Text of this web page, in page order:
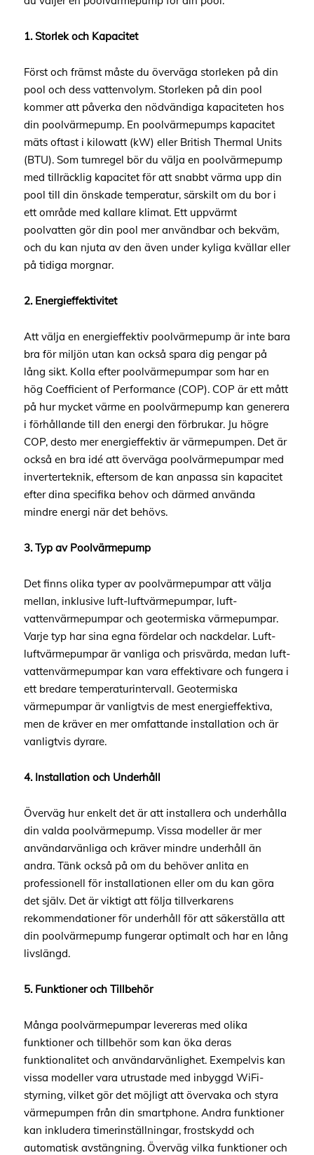
1. Storlek och Kapacitet
Först och främst måste du överväga storleken på din
pool och dess vattenvolym. Storleken på din pool
kommer att påverka den nödvändiga kapaciteten hos
din poolvärmepump. En poolvärmepumps kapacitet
mäts oftast i kilowatt (kW) eller British Thermal Units
(BTU). Som tumregel bör du välja en poolvärmepump
med tillräcklig kapacitet för att snabbt värma upp din
pool till din önskade temperatur, särskilt om du bor i
ett område med kallare klimat. Ett uppvärmt
poolvatten gör din pool mer användbar och bekväm,
och du kan njuta av den även under kyliga kvällar eller
på tidiga morgnar.
2. Energieffektivitet
Att välja en energieffektiv poolvärmepump är inte bara
bra för miljön utan kan också spara dig pengar på
lång sikt. Kolla efter poolvärmepumpar som har en
hög Coefficient of Performance (COP). COP är ett mått
på hur mycket värme en poolvärmepump kan generera
i förhållande till den energi den förbrukar. Ju högre
COP, desto mer energieffektiv är värmepumpen. Det är
också en bra idé att överväga poolvärmepumpar med
inverterteknik, eftersom de kan anpassa sin kapacitet
efter dina specifika behov och därmed använda
mindre energi när det behövs.
3. Typ av Poolvärmepump
Det finns olika typer av poolvärmepumpar att välja
mellan, inklusive luft-luftvärmepumpar, luft-
vattenvärmepumpar och geotermiska värmepumpar.
Varje typ har sina egna fördelar och nackdelar. Luft-
luftvärmepumpar är vanliga och prisvärda, medan luft-
vattenvärmepumpar kan vara effektivare och fungera i
ett bredare temperaturintervall. Geotermiska
värmepumpar är vanligtvis de mest energieffektiva,
men de kräver en mer omfattande installation och är
vanligtvis dyrare.
4. Installation och Underhåll
Överväg hur enkelt det är att installera och underhålla
din valda poolvärmepump. Vissa modeller är mer
användarvänliga och kräver mindre underhåll än
andra. Tänk också på om du behöver anlita en
professionell för installationen eller om du kan göra
det själv. Det är viktigt att följa tillverkarens
rekommendationer för underhåll för att säkerställa att
din poolvärmepump fungerar optimalt och har en lång
livslängd.
5. Funktioner och Tillbehör
Många poolvärmepumpar levereras med olika
funktioner och tillbehör som kan öka deras
funktionalitet och användarvänlighet. Exempelvis kan
vissa modeller vara utrustade med inbyggd WiFi-
styrning, vilket gör det möjligt att övervaka och styra
värmepumpen från din smartphone. Andra funktioner
kan inkludera timerinställningar, frostskydd och
automatisk avstängning. Överväg vilka funktioner och